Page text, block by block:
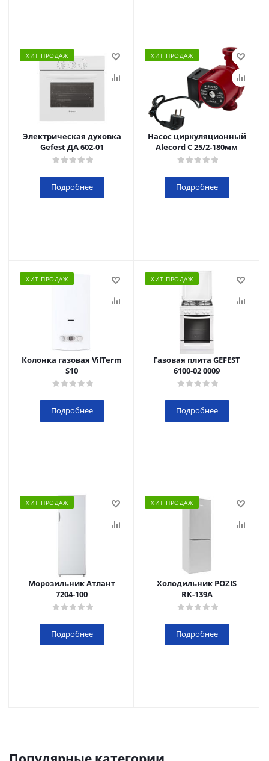
ХИТ ПРОДАЖ
Электрическая духовка
Gefest ДА 602-01
Подробнее
ХИТ ПРОДАЖ
Насос циркуляционный
Alecord C 25/2-180мм
Подробнее
ХИТ ПРОДАЖ
Колонка газовая VilTerm
S10
Подробнее
ХИТ ПРОДАЖ
Газовая плита GEFEST
6100-02 0009
Подробнее
ХИТ ПРОДАЖ
Морозильник Атлант
7204-100
Подробнее
ХИТ ПРОДАЖ
Холодильник POZIS
RК-139А
Подробнее